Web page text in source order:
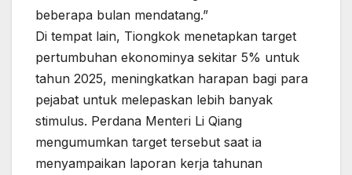
beberapa bulan mendatang.”
Di tempat lain, Tiongkok menetapkan target
pertumbuhan ekonominya sekitar 5% untuk
tahun 2025, meningkatkan harapan bagi para
pejabat untuk melepaskan lebih banyak
stimulus. Perdana Menteri Li Qiang
mengumumkan target tersebut saat ia
menyampaikan laporan kerja tahunan